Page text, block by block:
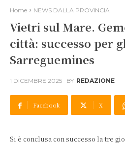
Home NEWS DALLA PROVINCIA
Vietri sul Mare.
città: successo per
Sarreguemines
1 DICEMBRE 2025 BY REDAZIONE
Facebook X
Si è conclusa con successo la tre